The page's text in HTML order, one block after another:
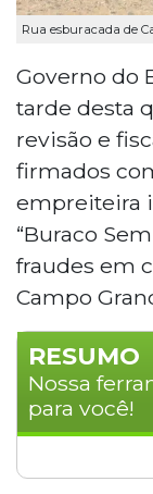
Rua esburacada de
Governo do
tarde desta
revisão e
firmados
empreiteira
“Buraco
fraudes em
Campo
RESUMO
Nossa
para você!
O governo